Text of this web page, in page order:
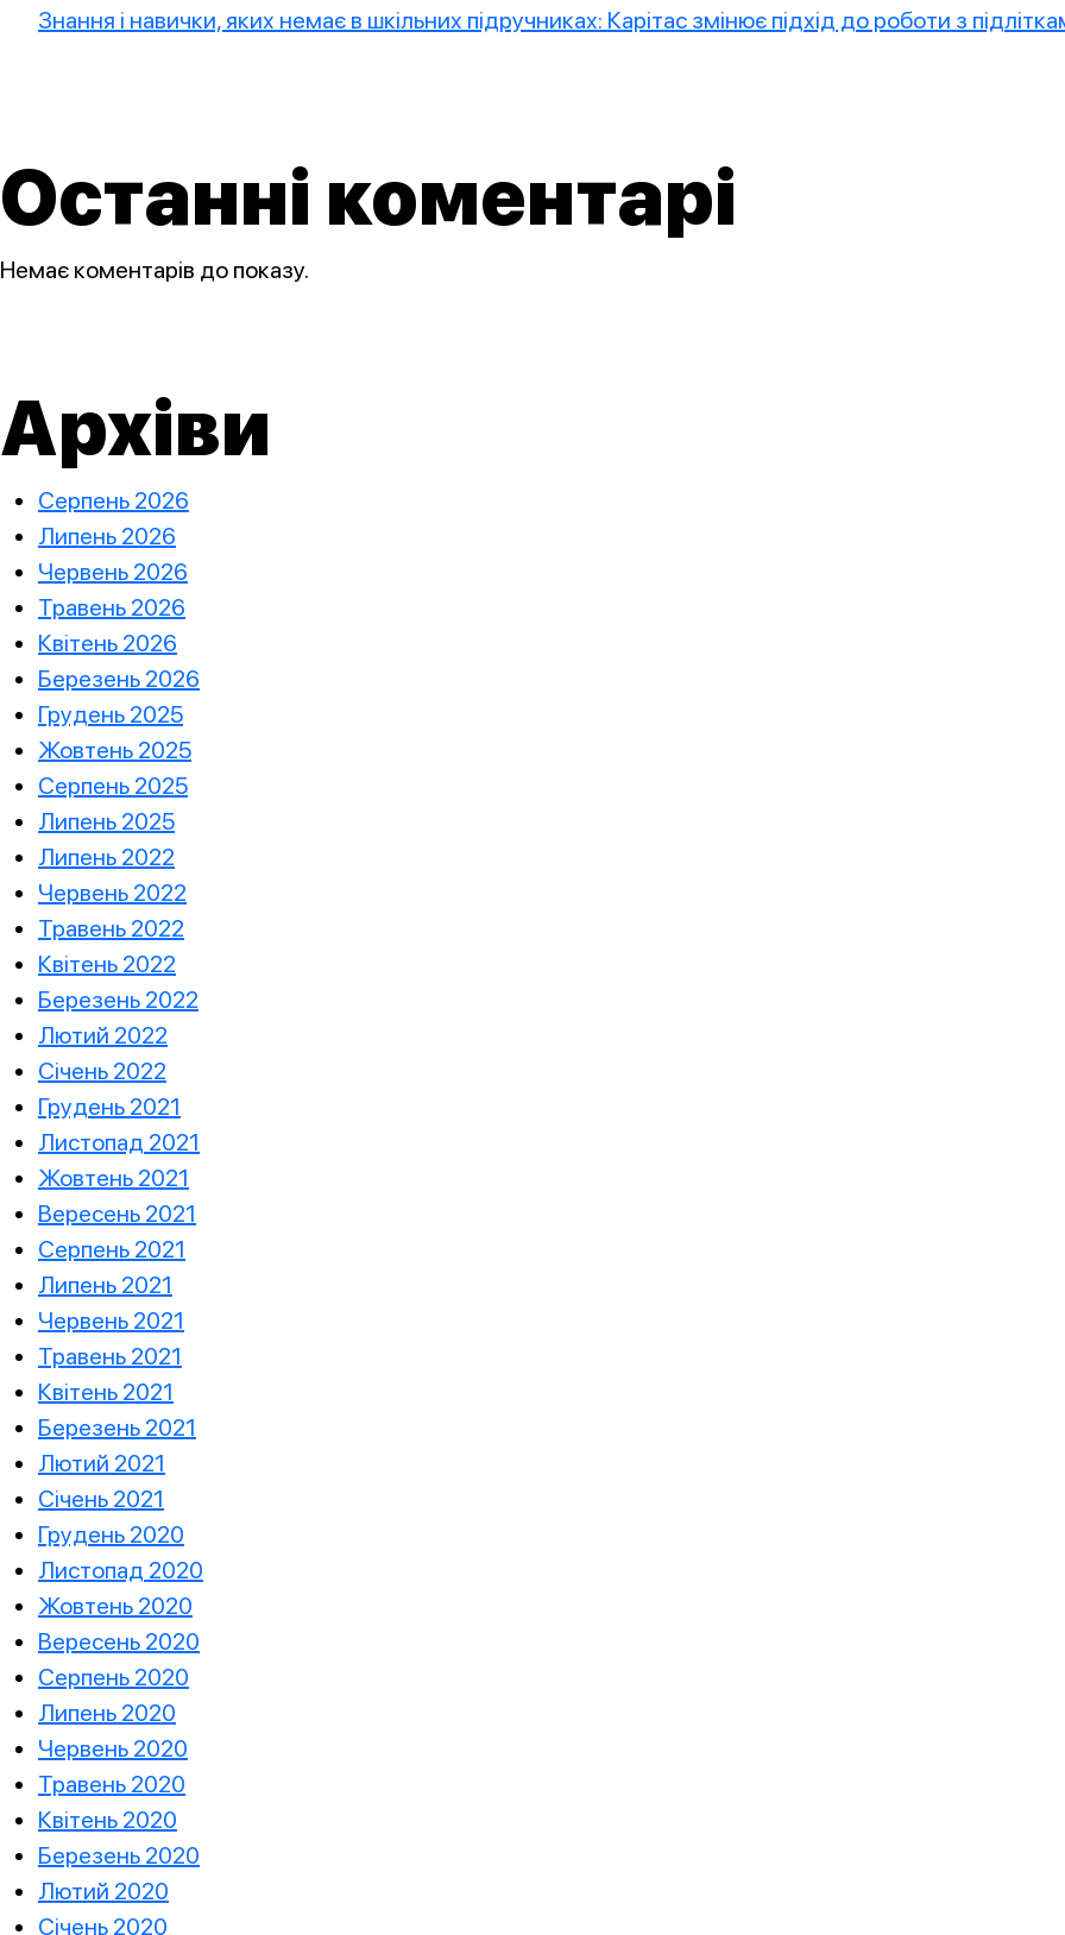
Знання і навички, яких немає в шкільних підручниках: Карітас змінює підхід до роботи з
Останні коментарі
Немає коментарів до показу.
Архіви
Серпень 2026
Липень 2026
Червень 2026
Травень 2026
Квітень 2026
Березень 2026
Грудень 2025
Жовтень 2025
Серпень 2025
Липень 2025
Липень 2022
Червень 2022
Травень 2022
Квітень 2022
Березень 2022
Лютий 2022
Січень 2022
Грудень 2021
Листопад 2021
Жовтень 2021
Вересень 2021
Серпень 2021
Липень 2021
Червень 2021
Травень 2021
Квітень 2021
Березень 2021
Лютий 2021
Січень 2021
Грудень 2020
Листопад 2020
Жовтень 2020
Вересень 2020
Серпень 2020
Липень 2020
Червень 2020
Травень 2020
Квітень 2020
Березень 2020
Лютий 2020
Січень 2020